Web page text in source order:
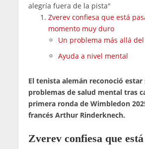
alegría fuera de la pista"
Zverev confiesa que está
momento muy duro
Un problema más allá
Ayuda a nivel mental
El tenista alemán reconoció
problemas de salud mental tras
primera ronda de Wimbledon
francés Arthur Rinderknech.
Zverev confiesa que